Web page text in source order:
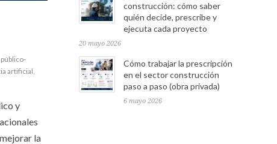
artificial
y
la
construcción: cómo saber
quién decide, prescribe y
ejecuta cada proyecto
20 mayo 2026
Cómo trabajar la prescripción
en el sector construcción
paso a paso (obra privada)
6 mayo 2026